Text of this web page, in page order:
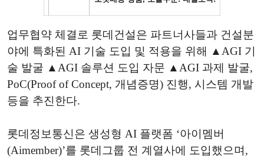
업무협약 체결로 롯데건설은 파트너사들과 건설분
야에 특화된 AI 기술 도입 및 적용을 위해 ▲AGI 기
술 발굴 ▲AGI 솔루션 도입 자문 ▲AGI 과제 발굴,
PoC(Proof of Concept, 개념증명) 진행, 시스템 개발
등을 추진한다.
롯데정보통신은 생성형 AI 플랫폼 ‘아이멤버
(Aimember)’를 롯데그룹 전 계열사에 도입했으며,